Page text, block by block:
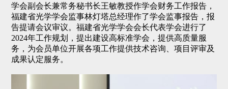
学会副会长兼常务秘书长王敏教授作学会财务工作报告，
福建省光学学会监事林灯塔总经理作了学会监事报告，报
告提请会议审议。福建省光学学会会长代表学会进行了
2024年工作规划，提出建设高标准学会，提供高质量服
务，为会员单位开展各项工作提供技术咨询、项目评审及
成果认定服务。